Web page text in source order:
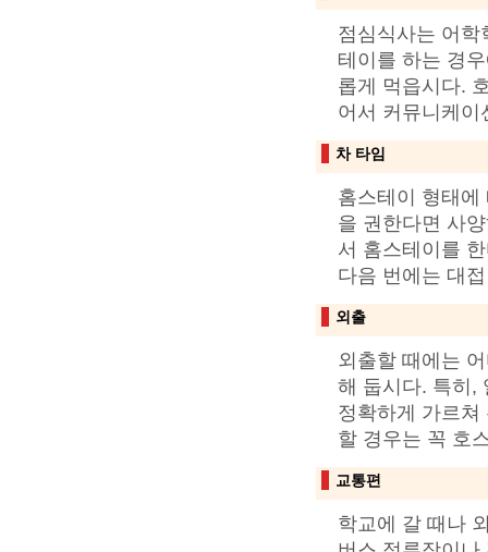
점심식사는 어
테이를 하는 경
롭게 먹읍시다.
어서 커뮤니케이
차 타임
홈스테이 형태
을 권한다면 사
서 홈스테이를
다음 번에는 대
외출
외출할 때에는
해 둡시다. 특히,
정확하게 가르
할 경우는 꼭 호
교통편
학교에 갈 때나